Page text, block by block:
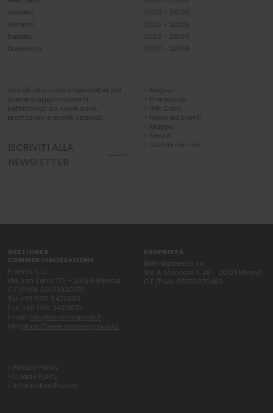
Giovedì
10:00 - 00:00
Venerdì
10:00 - 20:00
Sabato
10:00 - 20:00
Domenica
10:00 - 20:00
Iscriviti alla nostra newsletter per
ricevere aggiornamenti
settimanali su nuovi arrivi,
promozioni e eventi speciali.
ISCRIVITI ALLA
NEWSLETTER
> Negozi
> Promozioni
> Gift Card
> News ed Eventi
> Mappa
> Servizi
> Lavora con noi
GESTIONE E
COMMERCIALIZZAZIONE
Promos S.r.l.
Via San Zeno, 173 – 25124 Brescia
C.F./P.IVA: 03123920179
Tel: +39 030 2422862
Fax: +39 030 2422870
Email: info@promosgroup.it
Sito:https://www.promosgroup.it/
PROPRIETÀ
BMG Barberino srl
Via A. Manzoni n. 38 - 20121 Milano
C.F./P.IVA: 05176070489
> Privacy Policy
> Cookie Policy
> Informative Privacy